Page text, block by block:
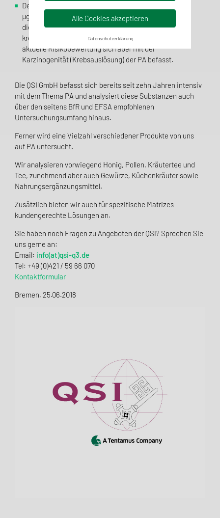
Der „Health Based Guidance Value“ (HBGV) von 0,1
µg/kg Körpergewicht und Tag ändert sich nicht, da
dieser auf Basis nicht-neoplastischer (nicht
krebserzeugender) Effekte berechnet wird, diese
aktuelle Risikobewertung sich aber mit der
Karzinogenität (Krebsauslösung) der PA befasst.
Die QSI GmbH befasst sich bereits seit zehn Jahren intensiv
mit dem Thema PA und analysiert diese Substanzen auch
über den seitens BfR und EFSA empfohlenen
Untersuchungsumfang hinaus.
Ferner wird eine Vielzahl verschiedener Produkte von uns
auf PA untersucht.
Wir analysieren vorwiegend Honig, Pollen, Kräutertee und
Tee, zunehmend aber auch Gewürze, Küchenkräuter sowie
Nahrungsergänzungsmittel.
Zusätzlich bieten wir auch für spezifische Matrizes
kundengerechte Lösungen an.
Sie haben noch Fragen zu Angeboten der QSI? Sprechen Sie
uns gerne an:
Email: info(at)qsi-q3.de
Tel: +49 (0)421 / 59 66 070
Kontaktformular
Bremen, 25.06.2018
Alle Cookies akzeptieren
Datenschutzerklärung